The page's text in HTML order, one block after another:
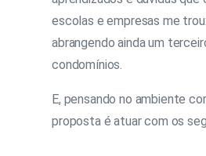
escolas e empresas me
abrangendo ainda um
condomínios.
E, pensando no ambiente
proposta é atuar com os